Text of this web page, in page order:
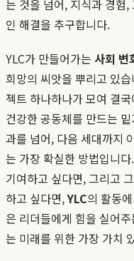
는 것을 넘어, 지식과 경험
인 해결을 추구합니다.
YLC가 만들어가는 사회 변
희망의 씨앗을 뿌리고 있
젝트 하나하나가 모여 결
건강한 공동체를 만드는
과를 넘어, 다음 세대까지
는 가장 확실한 방법입니
기여하고 싶다면, 그리고
하고 싶다면,YLC의 활동
은 리더들에게 힘을 실어
는 미래를 위한 가장 가치